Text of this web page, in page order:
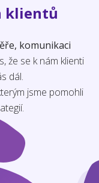
klientů
komunikaci
že se k nám klienti
dál.
jsme pomohli